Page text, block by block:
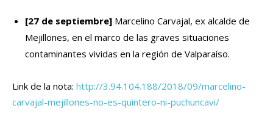
[27 de septiembre] Marcelino Carvajal, ex alcalde de
Mejillones, en el marco de las graves situaciones
contaminantes vividas en la región de Valparaíso.
Link de la nota: http://3.94.104.188/2018/09/marcelino-
carvajal-mejillones-no-es-quintero-ni-puchuncavi/